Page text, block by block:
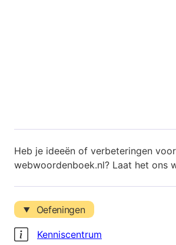
Heb je ideeën of verbeteringen voor
webwoordenboek.nl? Laat het ons
Oefeningen
Kenniscentrum